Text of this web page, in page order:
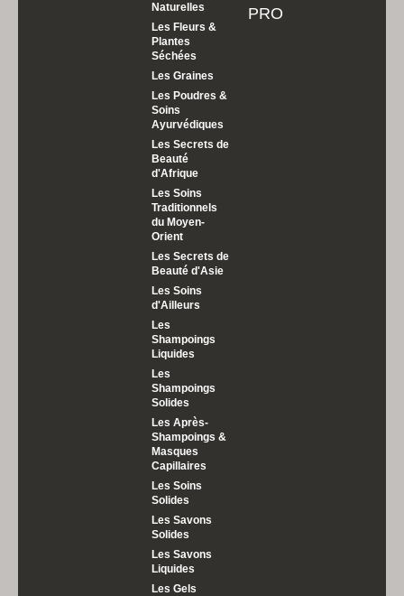
Naturelles
Les Fleurs &
Plantes
Séchées
Les Graines
Les Poudres &
Soins
Ayurvédiques
Les Secrets de
Beauté
d'Afrique
Les Soins
Traditionnels
du Moyen-
Orient
Les Secrets de
Beauté d'Asie
Les Soins
d'Ailleurs
Les
Shampoings
Liquides
Les
Shampoings
Solides
Les Après-
Shampoings &
Masques
Capillaires
Les Soins
Solides
Les Savons
Solides
Les Savons
Liquides
Les Gels
PRO